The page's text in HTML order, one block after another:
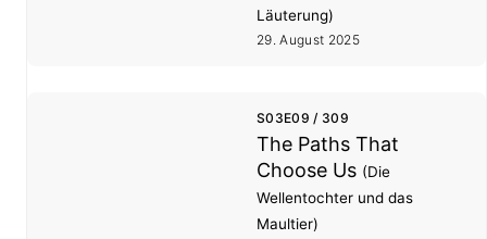
Läuterung)
29. August 2025
S03E09 / 309
The Paths That
Choose Us (Die
Wellentochter und das
Maultier)